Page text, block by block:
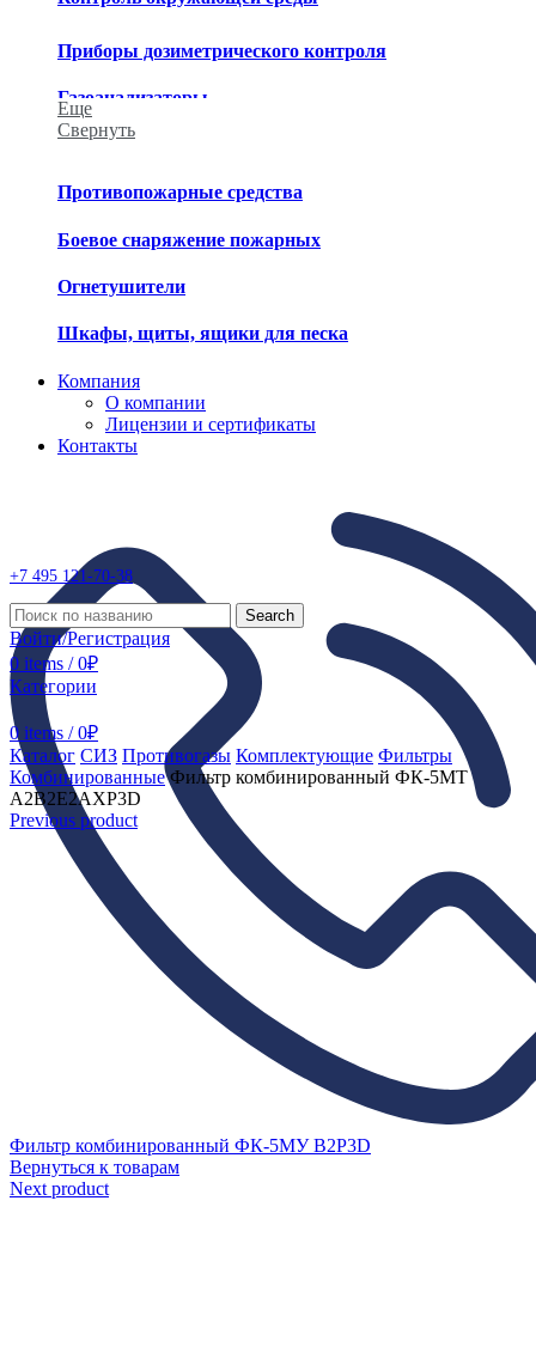
Приборы дозиметрического контроля
Газоанализаторы
Приборы химического контроля
Приборы метеорологического контроля
Средства обеззараживания
Еще
Свернуть
Противопожарные средства
Боевое снаряжение пожарных
Огнетушители
Шкафы, щиты, ящики для песка
Компания
О компании
Лицензии и сертификаты
Контакты
+7 495 121-70-38
Search
Войти/Регистрация
0 items / 0₽
Категории
0 items / 0₽
Каталог СИЗ Противогазы Комплектующие Фильтры
Комбинированные Фильтр комбинированный ФК-5МТ
A2B2E2AXP3D
Previous product
Фильтр комбинированный ФК-5МУ B2P3D
Вернуться к товарам
Next product